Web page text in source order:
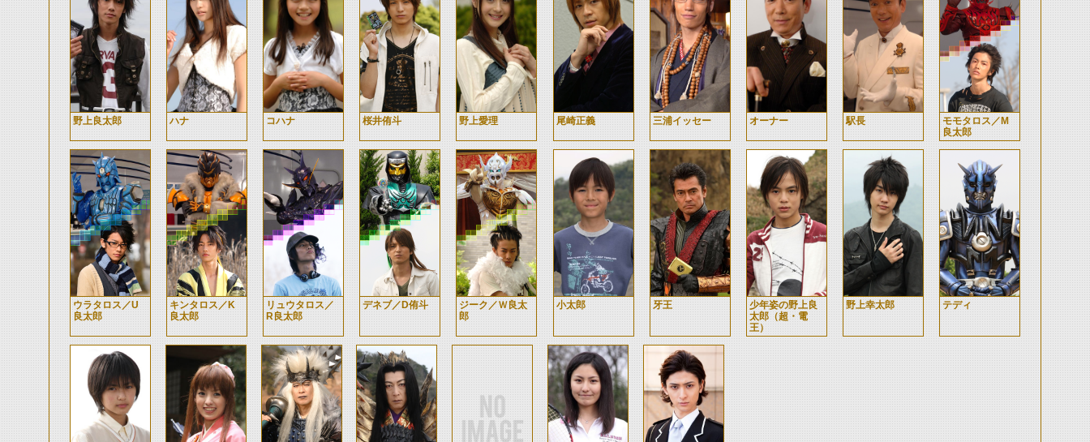
野上良太郎 ハナ コハナ 桜井侑斗 野上愛理 尾崎正義 三浦イッセー オーナー 駅長
モモタロス／M
良太郎
ウラタロス／U
良太郎
キンタロス／K
良太郎
リュウタロス／
R良太郎
デネブ／D侑斗
ジーク／Ｗ良太
郎
小太郎 牙王
少年姿の野上良
太郎（超・電
王）
野上幸太郎 テディ